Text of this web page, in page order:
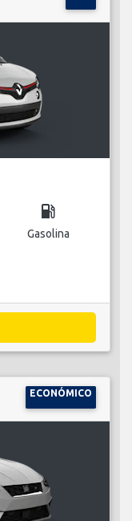
local_gas_station
Gasolina
ECONÓMICO